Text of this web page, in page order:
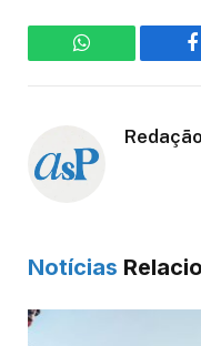
WhatsApp
Redação
Notícias